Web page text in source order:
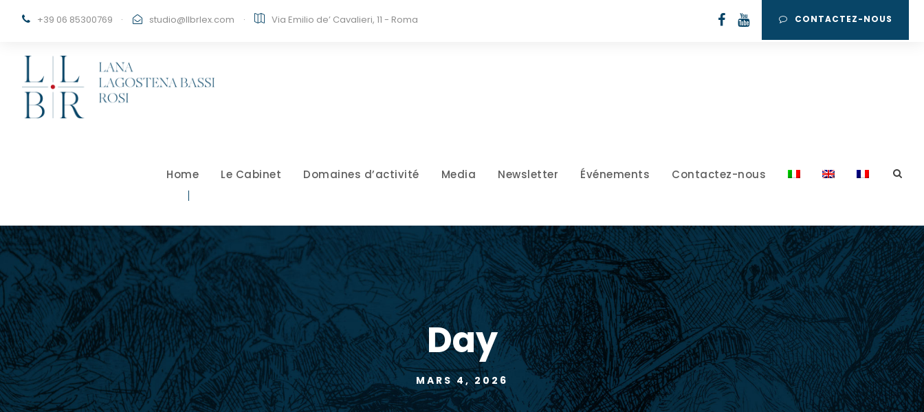
+39 06 85300769 · studio@llbrlex.com · Via Emilio de’ Cavalieri, 11 - Roma CONTACTEZ-NOUS
Home Le Cabinet Domaines d’activité Media Newsletter Événements Contactez-nous
Day
MARS 4, 2026